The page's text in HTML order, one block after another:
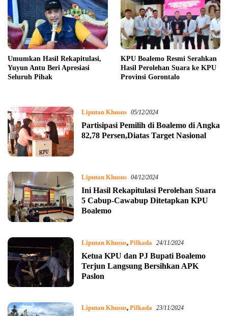
Umumkan Hasil Rekapitulasi,
Yuyun Antu Beri Apresiasi
Seluruh Pihak
KPU Boalemo Resmi Serahkan
Hasil Perolehan Suara ke KPU
Provinsi Gorontalo
Liputan Khusus 05/12/2024
Partisipasi Pemilih di Boalemo di Angka
82,78 Persen,Diatas Target Nasional
Liputan Khusus 04/12/2024
Ini Hasil Rekapitulasi Perolehan Suara
5 Cabup-Cawabup Ditetapkan KPU
Boalemo
Liputan Khusus, Pilkada 24/11/2024
Ketua KPU dan PJ Bupati Boalemo
Terjun Langsung Bersihkan APK
Paslon
Liputan Khusus, Pilkada 23/11/2024